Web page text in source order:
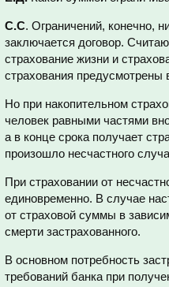
С.С. Ограничений, конечно,
заключается договор.
страхование жизни и
страхования
Но при накопительном
человек равными частями
а в конце срока получает
произошло несчастного
При страховании от
единовременно. В случае
от страховой суммы в
смерти застрахованного.
В основном потребность
требований банка при